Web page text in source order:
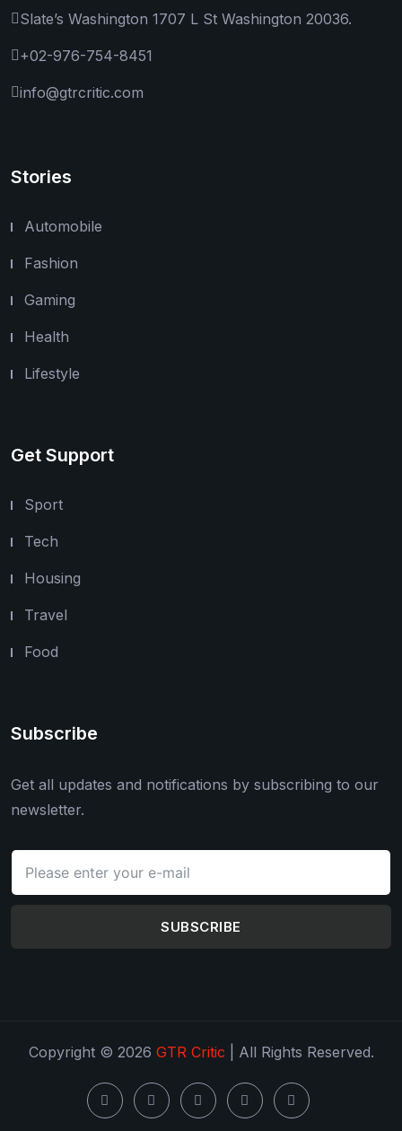
Slate’s Washington 1707 L St Washington 20036.
+02-976-754-8451
info@gtrcritic.com
Stories
Automobile
Fashion
Gaming
Health
Lifestyle
Get Support
Sport
Tech
Housing
Travel
Food
Subscribe
Get all updates and notifications by subscribing to our
newsletter.
SUBSCRIBE
Copyright © 2026 GTR Critic | All Rights Reserved.